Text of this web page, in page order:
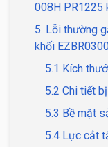
008H PR1225
5. Lỗi thường
khối
5.1 Kích
5.2 Chi tiết
5.3 Bề mặt
5.4 Lực cắt